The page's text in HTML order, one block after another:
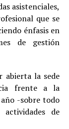
asistenciales,
que se
énfasis en
de gestión
abierta la sede
frente a la
-sobre todo
de